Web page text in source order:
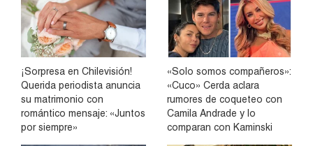
¡Sorpresa en Chilevisión!
Querida periodista anuncia
su matrimonio con
romántico mensaje: «Juntos
por siempre»
«Solo somos compañeros»:
«Cuco» Cerda aclara
rumores de coqueteo con
Camila Andrade y lo
comparan con Kaminski